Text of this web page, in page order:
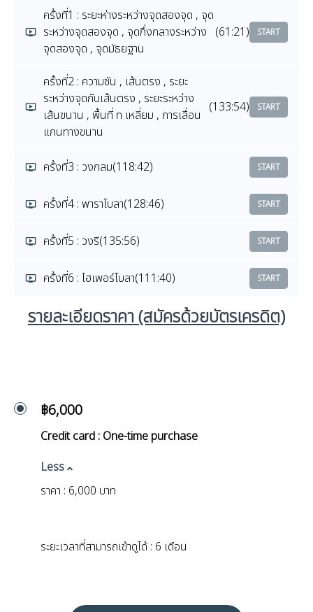
ครั้งที่1 : ระยะห่างระหว่างจุดสองจุด , จุด
ระหว่างจุดสองจุด , จุดกึ่งกลางระหว่าง
จุดสองจุด , จุดมัธยฐาน
(61:21) START
ครั้งที่2 : ความชัน , เส้นตรง , ระยะ
ระหว่างจุดกับเส้นตรง , ระยะระหว่าง
เส้นขนาน , พื้นที่ n เหลี่ยม , การเลื่อน
แกนทางขนาน
(133:54) START
ครั้งที่3 : วงกลม(118:42) START
ครั้งที่4 : พาราโบลา(128:46) START
ครั้งที่5 : วงรี(135:56) START
ครั้งที่6 : ไฮเพอร์โบลา(111:40) START
รายละเอียดราคา (สมัครด้วยบัตรเครดิต)
฿6,000
Credit card : One-time purchase
Less
ราคา : 6,000 บาท
ระยะเวลาที่สามารถเข้าดูได้ : 6 เดือน